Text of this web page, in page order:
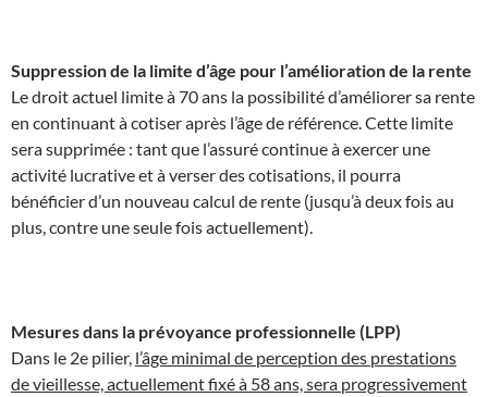
Suppression de la limite d’âge pour l’amélioration de la rente
Le droit actuel limite à 70 ans la possibilité d’améliorer sa rente
en continuant à cotiser après l’âge de référence. Cette limite
sera supprimée : tant que l’assuré continue à exercer une
activité lucrative et à verser des cotisations, il pourra
bénéficier d’un nouveau calcul de rente (jusqu’à deux fois au
plus, contre une seule fois actuellement).
Mesures dans la prévoyance professionnelle (LPP)
Dans le 2e pilier, l’âge minimal de perception des prestations
de vieillesse, actuellement fixé à 58 ans, sera progressivement